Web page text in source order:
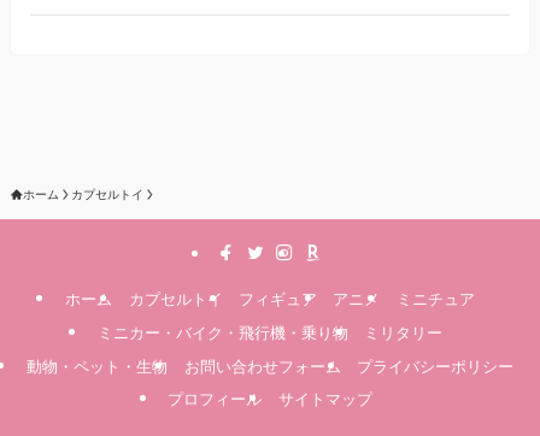
ホーム カプセルトイ
ホーム カプセルトイ フィギュア アニメ
ミニチュア
ミニカー・バイク・飛行機・乗り物
ミリタリー
動物・ペット・生物
お問い合わせフォーム
プライバシーポリシー
プロフィール
サイトマップ